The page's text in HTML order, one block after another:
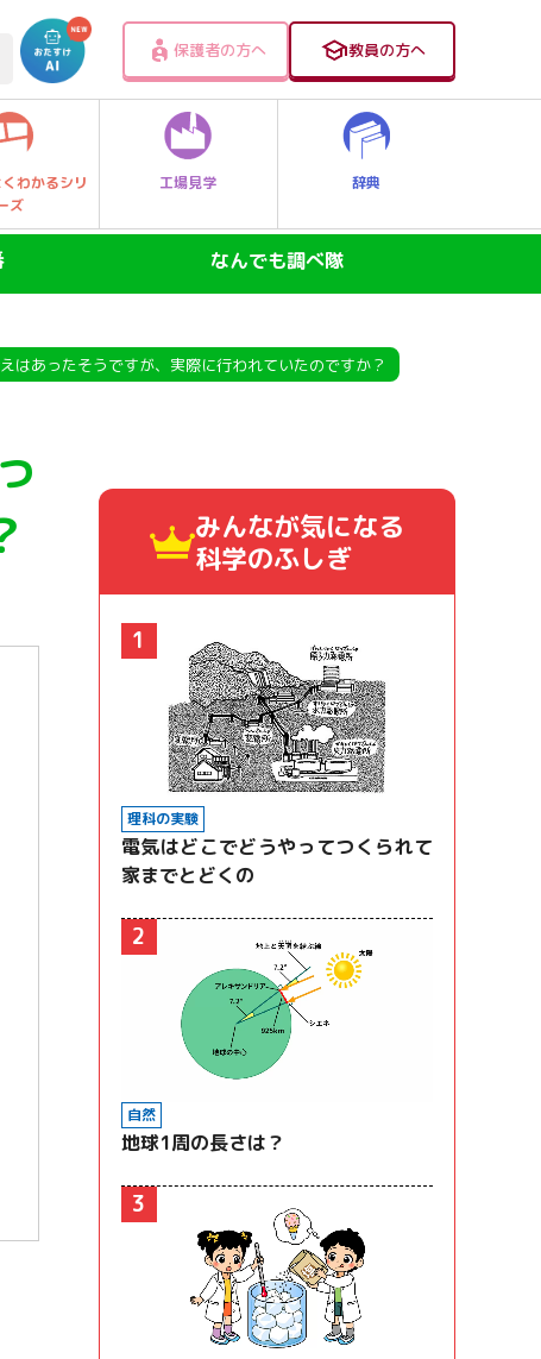
保護者の方へ 教員の方へ
わかるシリ
ズ
工場見学 辞典
なんでも調べ隊
ニュースのなぜ
はあったそうですが、実際に行われていたのですか？
みんなが気になる
科学のふしぎ
1
理科の実験
電気はどこでどうやってつくられて
家までとどくの
2
自然
地球1周の長さは？
3